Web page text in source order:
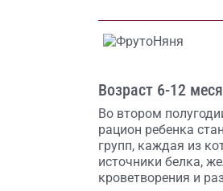
Возраст 6-12
Во втором
рацион ребенка
групп, каждая из
источники белка,
кроветворения и